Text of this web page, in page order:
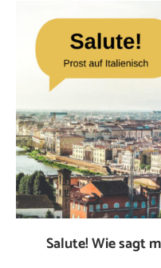
Salute! Wie sagt